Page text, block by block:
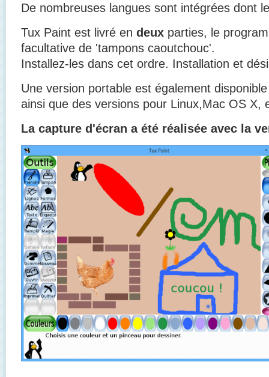
De nombreuses langues sont intégrées dont
Tux Paint est livré en deux parties, le
facultative de 'tampons caoutchouc'.
Installez-les dans cet ordre. Installation et
Une version portable est également
ainsi que des versions pour Linux,Mac OS X,
La capture d'écran a été réalisée avec la